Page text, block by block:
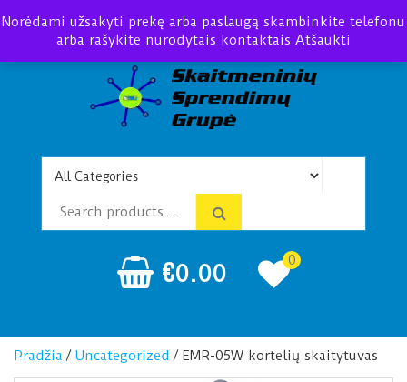
Telefonspynės Praėjimo
kontrolė
€0.00 0
Pradžia / Uncategorized / EMR-05W kortelių skaitytuvas
Norėdami užsakyti prekę arba paslaugą skambinkite telefonu
arba rašykite nurodytais kontaktais Atšaukti